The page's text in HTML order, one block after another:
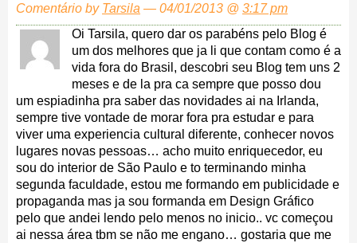
Comentário by Tarsila — 04/01/2013 @ 3:17 pm
Oi Tarsila, quero dar os parabéns pelo Blog é
um dos melhores que ja li que contam como é a
vida fora do Brasil, descobri seu Blog tem uns 2
meses e de la pra ca sempre que posso dou
um espiadinha pra saber das novidades ai na Irlanda,
sempre tive vontade de morar fora pra estudar e para
viver uma experiencia cultural diferente, conhecer novos
lugares novas pessoas… acho muito enriquecedor, eu
sou do interior de São Paulo e to terminando minha
segunda faculdade, estou me formando em publicidade e
propaganda mas ja sou formanda em Design Gráfico
pelo que andei lendo pelo menos no inicio.. vc começou
ai nessa área tbm se não me engano… gostaria que me